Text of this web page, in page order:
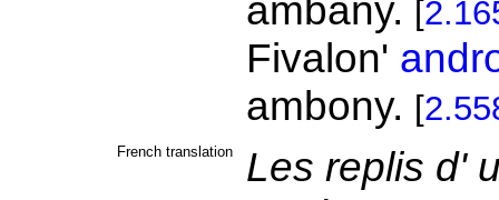
ambany. [
Fivalon'
ambony. [
French translation
Les replis d'